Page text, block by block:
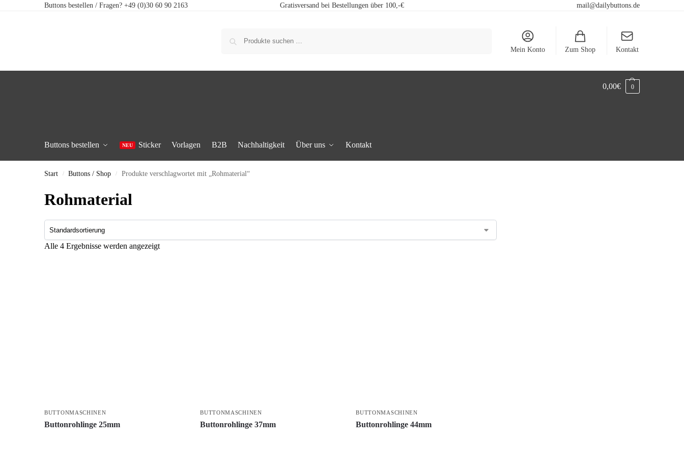
Buttons bestellen / Fragen? +49 (0)30 60 90 2163 Gratisversand bei Bestellungen über 100,-€ mail@dailybuttons.de
Mein Konto Zum Shop Kontakt
Buttons bestellen Sticker Vorlagen B2B Nachhaltigkeit Über uns Kontakt
0,00€ 0
Start / Buttons / Shop / Produkte verschlagwortet mit „Rohmaterial“
Rohmaterial
Alle 4 Ergebnisse werden angezeigt
BUTTONMASCHINEN
Buttonrohlinge 25mm
BUTTONMASCHINEN
Buttonrohlinge 37mm
BUTTONMASCHINEN
Buttonrohlinge 44mm